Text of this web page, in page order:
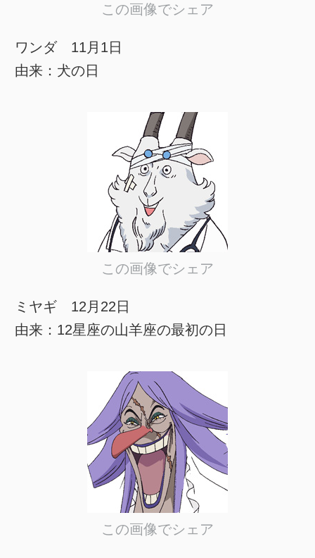
この画像でシェア
ワンダ 11月1日
由来：犬の日
この画像でシェア
ミヤギ 12月22日
由来：12星座の山羊座の最初の日
この画像でシェア